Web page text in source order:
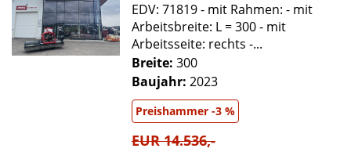
EDV: 71819 - mit Rahmen: - mit
Arbeitsbreite: L = 300 - mit
Arbeitsseite: rechts -...
Breite: 300
Baujahr: 2023
Preishammer -3 %
EUR 14.536,-